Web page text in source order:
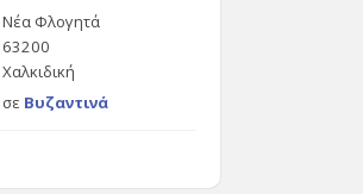
Νέα Φλογητά
63200
Χαλκιδική
σε Βυζαντινά